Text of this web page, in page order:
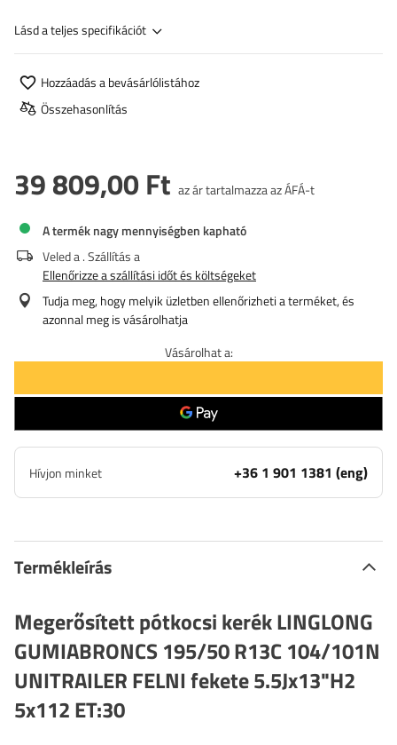
Lásd a teljes specifikációt
Hozzáadás a bevásárlólistához
Összehasonlítás
39 809,00 Ft az ár tartalmazza az ÁFÁ-t
A termék nagy mennyiségben kapható
Veled a. Szállítás a
Ellenőrizze a szállítási időt és költségeket
Tudja meg, hogy melyik üzletben ellenőrizheti a terméket, és
azonnal meg is vásárolhatja
Vásárolhat a:
Hívjon minket +36 1 901 1381 (eng)
Termékleírás
Megerősített pótkocsi kerék LINGLONG
GUMIABRONCS 195/50 R13C 104/101N
UNITRAILER FELNI fekete 5.5Jx13"H2
5x112 ET:30